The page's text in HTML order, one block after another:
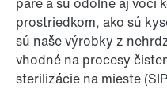
prostriedkom, ako sú
sú naše výrobky z
vhodné na procesy
sterilizácie na mieste